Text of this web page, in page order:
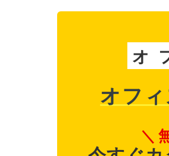
オ
オフ